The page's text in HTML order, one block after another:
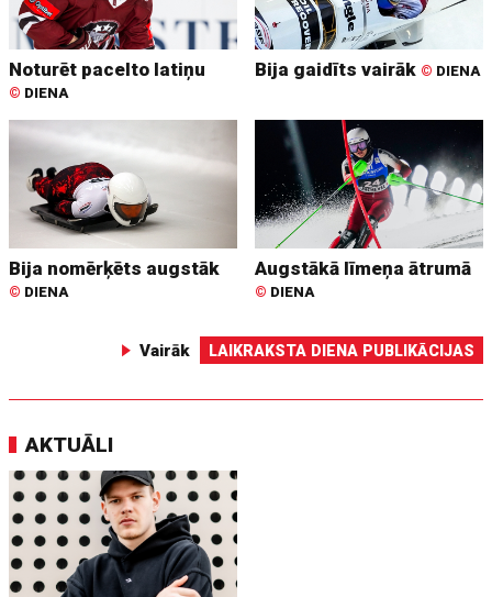
Noturēt pacelto latiņu
© DIENA
Bija gaidīts vairāk © DIENA
Bija nomērķēts augstāk
© DIENA
Augstākā līmeņa ātrumā
© DIENA
Vairāk LAIKRAKSTA DIENA PUBLIKĀCIJAS
AKTUĀLI